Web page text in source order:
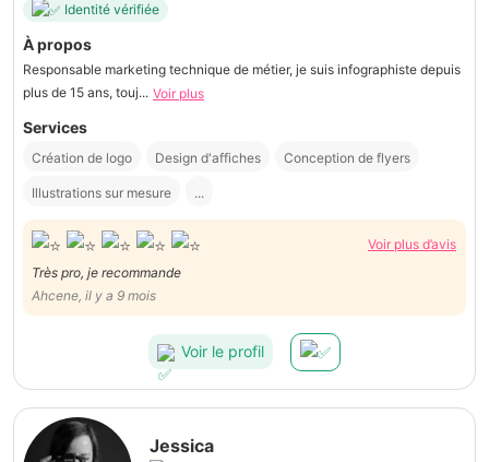
Identité vérifiée
À propos
Responsable marketing technique de métier, je suis infographiste depuis
plus de 15 ans, touj... Voir plus
Services
Création de logo Design d'affiches Conception de flyers
Illustrations sur mesure ...
Voir plus d’avis
Très pro, je recommande
Ahcene, il y a 9 mois
Voir le profil
Jessica